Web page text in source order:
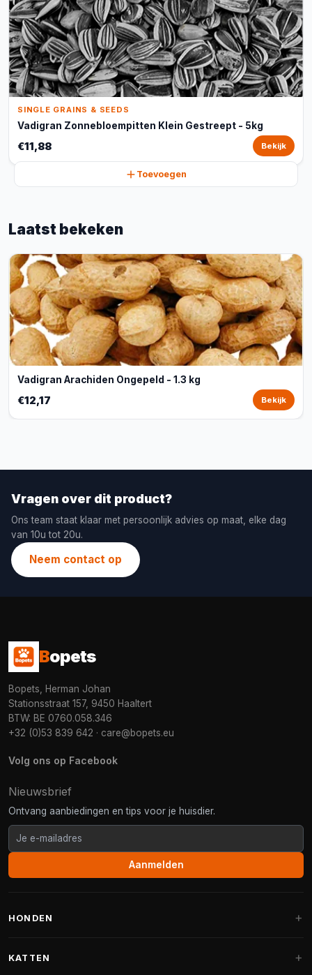
SINGLE GRAINS & SEEDS
Vadigran Zonnebloempitten Klein Gestreept - 5kg
€11,88 Bekijk
Toevoegen
Laatst bekeken
Vadigran Arachiden Ongepeld - 1.3 kg
€12,17 Bekijk
Vragen over dit product?
Ons team staat klaar met persoonlijk advies op maat, elke dag
van 10u tot 20u.
Neem contact op
Bopets
Bopets, Herman Johan
Stationsstraat 157, 9450 Haaltert
BTW: BE 0760.058.346
+32 (0)53 839 642 · care@bopets.eu
Volg ons op Facebook
Nieuwsbrief
Ontvang aanbiedingen en tips voor je huisdier.
Aanmelden
HONDEN
KATTEN